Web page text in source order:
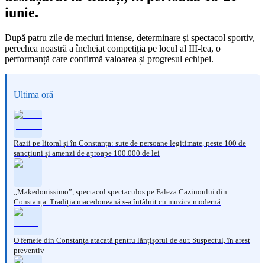
iunie.
După patru zile de meciuri intense, determinare și spectacol sportiv,
perechea noastră a încheiat competiția pe locul al III-lea, o
performanță care confirmă valoarea și progresul echipei.
Ultima oră
Razii pe litoral și în Constanța: sute de persoane legitimate, peste 100 de
sancțiuni și amenzi de aproape 100.000 de lei
„Makedonissimo”, spectacol spectaculos pe Faleza Cazinoului din
Constanța. Tradiția macedoneană s-a întâlnit cu muzica modernă
O femeie din Constanța atacată pentru lănțișorul de aur. Suspectul, în arest
preventiv